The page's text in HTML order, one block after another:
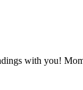
with you!